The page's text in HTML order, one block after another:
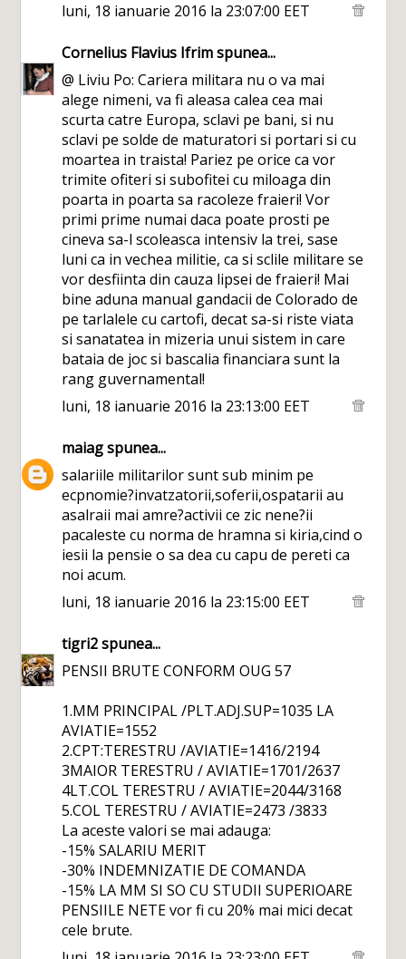
luni, 18 ianuarie 2016 la 23:07:00 EET
Cornelius Flavius Ifrimspunea...
@ Liviu Po: Cariera militara nu o va mai
alege nimeni, va fi aleasa calea cea mai
scurta catre Europa, sclavi pe bani, si nu
sclavi pe solde de maturatori si portari si cu
moartea in traista! Pariez pe orice ca vor
trimite ofiteri si subofitei cu miloaga din
poarta in poarta sa racoleze fraieri! Vor
primi prime numai daca poate prosti pe
cineva sa-l scoleasca intensiv la trei, sase
luni ca in vechea militie, ca si sclile militare se
vor desfiinta din cauza lipsei de fraieri! Mai
bine aduna manual gandacii de Colorado de
pe tarlalele cu cartofi, decat sa-si riste viata
si sanatatea in mizeria unui sistem in care
bataia de joc si bascalia financiara sunt la
rang guvernamental!
luni, 18 ianuarie 2016 la 23:13:00 EET
maiagspunea...
salariile militarilor sunt sub minim pe
ecpnomie?invatzatorii,soferii,ospatarii au
asalraii mai amre?activii ce zic nene?ii
pacaleste cu norma de hramna si kiria,cind o
iesii la pensie o sa dea cu capu de pereti ca
noi acum.
luni, 18 ianuarie 2016 la 23:15:00 EET
tigri2spunea...
PENSII BRUTE CONFORM OUG 57
1.MM PRINCIPAL /PLT.ADJ.SUP=1035 LA
AVIATIE=1552
2.CPT:TERESTRU /AVIATIE=1416/2194
3MAIOR TERESTRU / AVIATIE=1701/2637
4LT.COL TERESTRU / AVIATIE=2044/3168
5.COL TERESTRU / AVIATIE=2473 /3833
La aceste valori se mai adauga:
-15% SALARIU MERIT
-30% INDEMNIZATIE DE COMANDA
-15% LA MM SI SO CU STUDII SUPERIOARE
PENSIILE NETE vor fi cu 20% mai mici decat
cele brute.